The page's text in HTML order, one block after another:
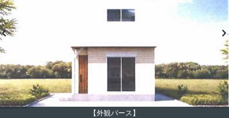
【外観パース】